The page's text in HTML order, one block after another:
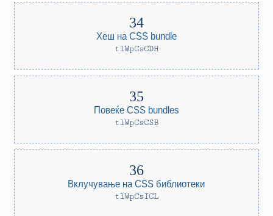
Хеш на CSS bundle
tlWpCsCDH
Повеќе CSS bundles
tlWpCsCSB
Вклучување на CSS библиотеки
tlWpCsICL